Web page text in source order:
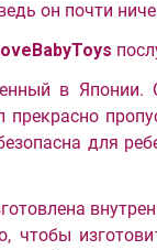
он почти
в
для
чтобы